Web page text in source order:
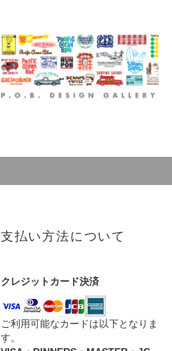
支払い方法について
クレジットカード決済
ご利用可能なカードは以下となりま
す。